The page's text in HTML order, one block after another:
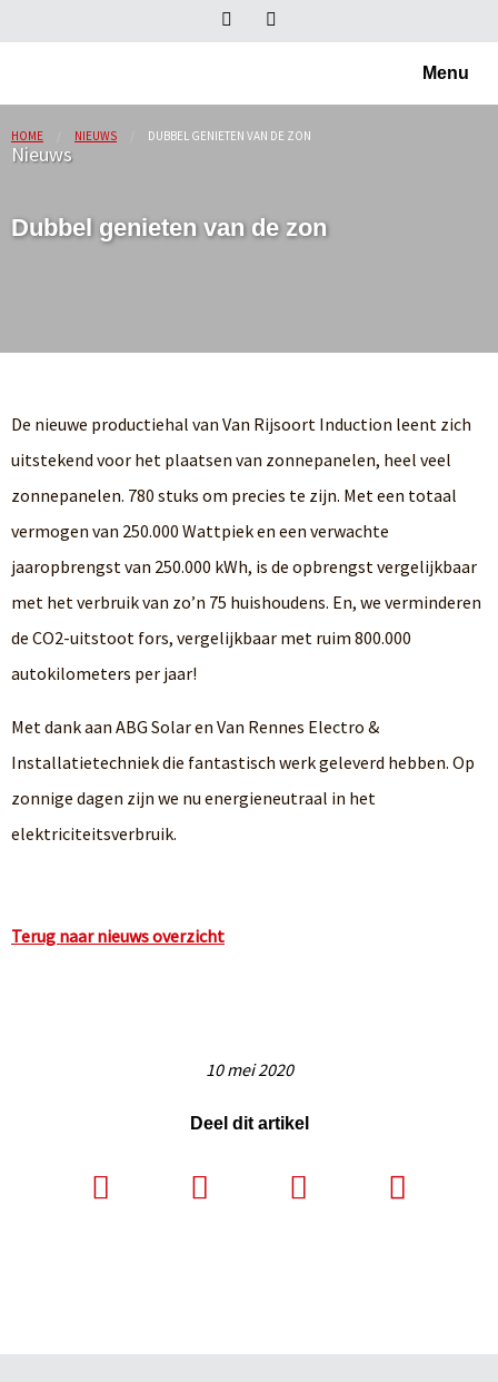
Menu
HOME NIEUWS DUBBEL GENIETEN VAN DE ZON
Nieuws
Dubbel genieten van de zon
De nieuwe productiehal van Van Rijsoort Induction leent zich
uitstekend voor het plaatsen van zonnepanelen, heel veel
zonnepanelen. 780 stuks om precies te zijn. Met een totaal
vermogen van 250.000 Wattpiek en een verwachte
jaaropbrengst van 250.000 kWh, is de opbrengst vergelijkbaar
met het verbruik van zo’n 75 huishoudens. En, we verminderen
de CO2-uitstoot fors, vergelijkbaar met ruim 800.000
autokilometers per jaar!
Met dank aan ABG Solar en Van Rennes Electro &
Installatietechniek die fantastisch werk geleverd hebben. Op
zonnige dagen zijn we nu energieneutraal in het
elektriciteitsverbruik.
Terug naar nieuws overzicht
10 mei 2020
Deel dit artikel